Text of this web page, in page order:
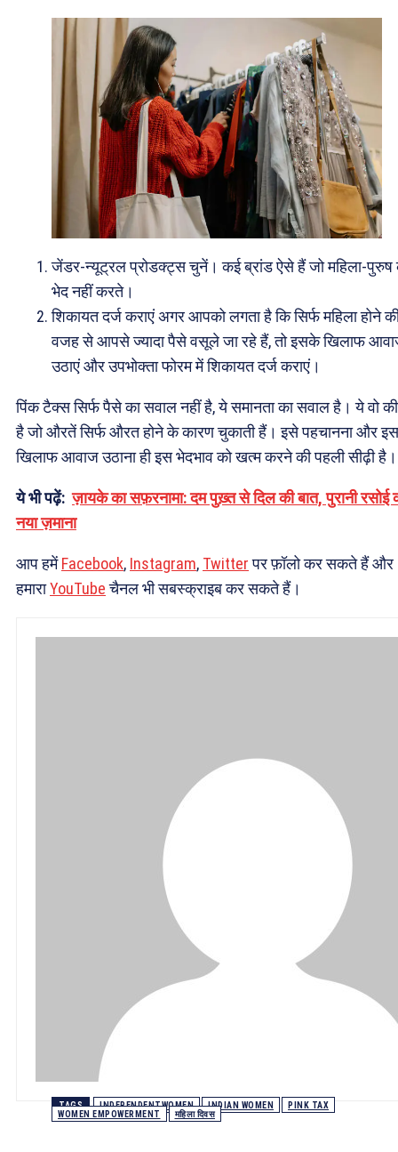
जेंडर-न्यूट्रल प्रोडक्ट्स चुनें। कई ब्रांड ऐसे हैं जो महिला-पुरुष
भेद नहीं करते।
शिकायत दर्ज कराएं अगर आपको लगता है कि सिर्फ महिला होने
वजह से आपसे ज्यादा पैसे वसूले जा रहे हैं, तो इसके खिलाफ
उठाएं और उपभोक्ता फोरम में शिकायत दर्ज कराएं।
पिंक टैक्स सिर्फ पैसे का सवाल नहीं है, ये समानता का सवाल है। ये वो
है जो औरतें सिर्फ औरत होने के कारण चुकाती हैं। इसे पहचानना और
खिलाफ आवाज उठाना ही इस भेदभाव को खत्म करने की पहली सीढ़ी है।
ये भी पढ़ें:ज़ायके का सफ़रनामा: दम पुख़्त से दिल की बात, पुरानी रसोई
नया ज़माना
आप हमेंFacebook, Instagram, Twitterपर फ़ॉलो कर सकते हैं और
हमाराYouTubeचैनल भी सबस्क्राइब कर सकते हैं।
TAGS INDEPENDENTWOMEN INDIAN WOMEN
PINK TAX
WOMEN EMPOWERMENT
महिला दिवस